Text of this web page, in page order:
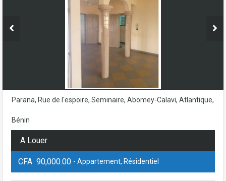
Parana, Rue de l'espoire, Seminaire, Abomey-Calavi, Atlantique,
Bénin
A Louer
CFA 90,000.00 - Appartement, Résidentiel